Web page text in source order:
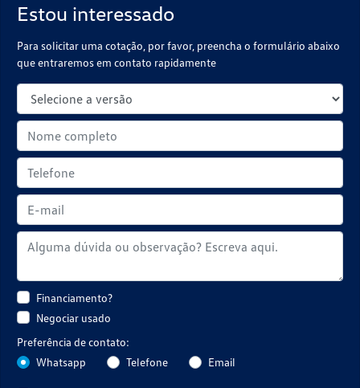
Estou interessado
Para solicitar uma cotação, por favor, preencha o formulário abaixo
que entraremos em contato rapidamente
Financiamento?
Negociar usado
Preferência de contato:
Whatsapp
Telefone Email